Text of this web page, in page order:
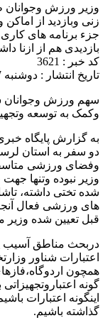
وزیر ورزش وجوانان
زنی وبازدید از
جزء برنامه های
بازدیدی هم از ازنا
کد خبر : 3621
تاریخ انتشار : دوشنبه 27 دسامبر 2021 - 21:46
سهم ورزش وجوانان
وکمک به توسعه
به گزارش پایگاه
دو سفر به استان
وفضای ورزشی
وزیر نبوده وتنها
شده تختی داشته،
های ورزشی فعال آنجا
قبل تعیین شده وزیر
دربحث مناطق آسیب
اعتبارات شناور
همچون
گونه
اینگونه اعتبارات
گذاشته باشیم.